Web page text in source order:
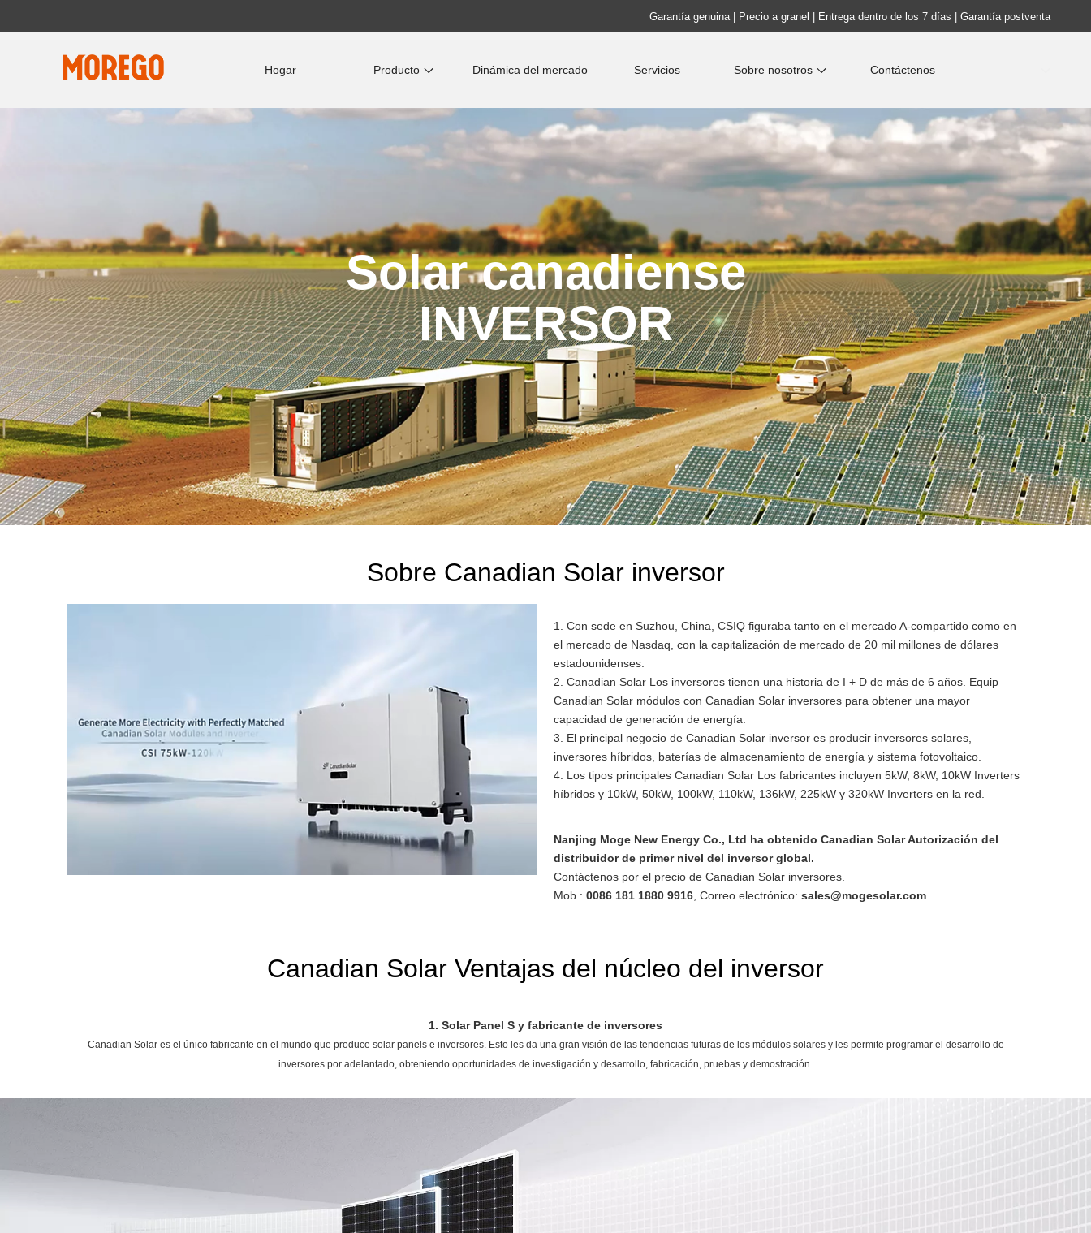
Garantía genuina | Precio a granel | Entrega dentro de los 7 días | Garantía postventa
Hogar Producto Dinámica del mercado Servicios Sobre nosotros Contáctenos
Solar canadiense
INVERSOR
Sobre Canadian Solar inversor
1. Con sede en Suzhou, China, CSIQ figuraba tanto en el mercado A-compartido como en
el mercado de Nasdaq, con la capitalización de mercado de 20 mil millones de dólares
estadounidenses.
2. Canadian Solar Los inversores tienen una historia de I + D de más de 6 años. Equip
Canadian Solar módulos con Canadian Solar inversores para obtener una mayor
capacidad de generación de energía.
3. El principal negocio de Canadian Solar inversor es producir inversores solares,
inversores híbridos, baterías de almacenamiento de energía y sistema fotovoltaico.
4. Los tipos principales Canadian Solar Los fabricantes incluyen 5kW, 8kW, 10kW Inverters
híbridos y 10kW, 50kW, 100kW, 110kW, 136kW, 225kW y 320kW Inverters en la red.
Nanjing Moge New Energy Co., Ltd ha obtenido Canadian Solar Autorización del
distribuidor de primer nivel del inversor global.
Contáctenos por el precio de Canadian Solar inversores.
Mob : 0086 181 1880 9916 , Correo electrónico: sales@mogesolar.com
Canadian Solar Ventajas del núcleo del inversor
1. Solar Panel S y fabricante de inversores
Canadian Solar es el único fabricante en el mundo que produce solar panels e inversores. Esto les da una gran visión de las tendencias futuras de los módulos solares y les permite programar el desarrollo de
inversores por adelantado, obteniendo oportunidades de investigación y desarrollo, fabricación, pruebas y demostración.